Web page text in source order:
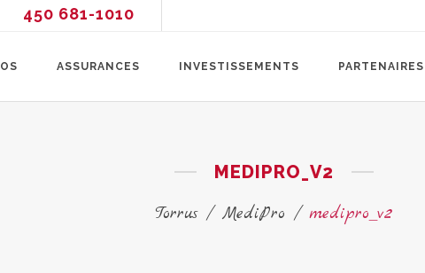
450 681-1010
ASSURANCES INVESTISSEMENTS PARTENAIRES
MEDIPRO_V2
Torrus/ MediPro /medipro_v2